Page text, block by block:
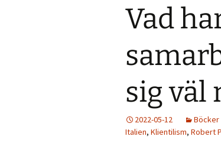
Vad
sig väl
2022-05-12
Italien, Klientilism, Robert